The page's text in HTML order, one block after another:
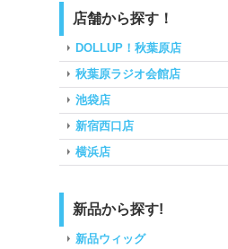
店舗から探す！
DOLLUP！秋葉原店
秋葉原ラジオ会館店
池袋店
新宿西口店
横浜店
新品から探す!
新品ウィッグ